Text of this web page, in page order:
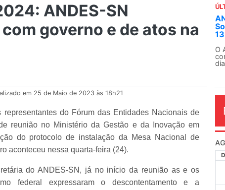
ANDES-SN
governo e de atos na
em 25 de Maio de 2023 às 18h21
do Fórum das Entidades Nacionais de
reunião no Ministério da Gestão e da Inovação em
do protocolo de instalação da Mesa Nacional de
aconteceu nessa quarta-feira (24).
do ANDES-SN, já no início da reunião as e os
federal expressaram o descontentamento e a